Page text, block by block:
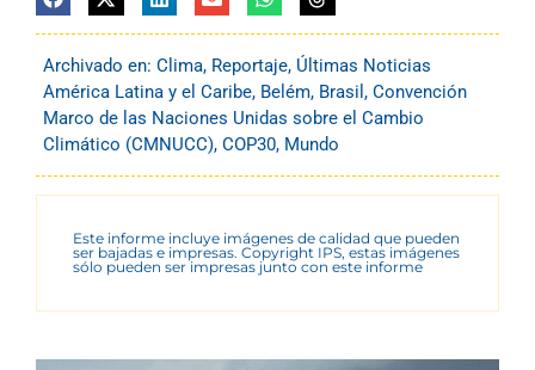
Archivado en: Clima, Reportaje, Últimas Noticias
América Latina y el Caribe, Belém, Brasil , Convención
Marco de las Naciones Unidas sobre el Cambio
Climático (CMNUCC), COP30, Mundo
Este informe incluye imágenes de calidad que pueden
ser bajadas e impresas. Copyright IPS, estas imágenes
sólo pueden ser impresas junto con este informe